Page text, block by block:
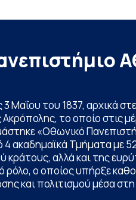
Μαΐου του 1837, αρχικά
το οποίο στις
«Οθωνικό
ακαδημαϊκά Τμήματα με
αλλά και της
ρόλο, ο οποίος υπήρξε
και πολιτισμού μέσα